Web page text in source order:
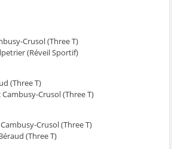
Crusol (Three T)
(Réveil Sportif)
(Three T)
Crusol (Three T)
Crusol (Three T)
(Three T)